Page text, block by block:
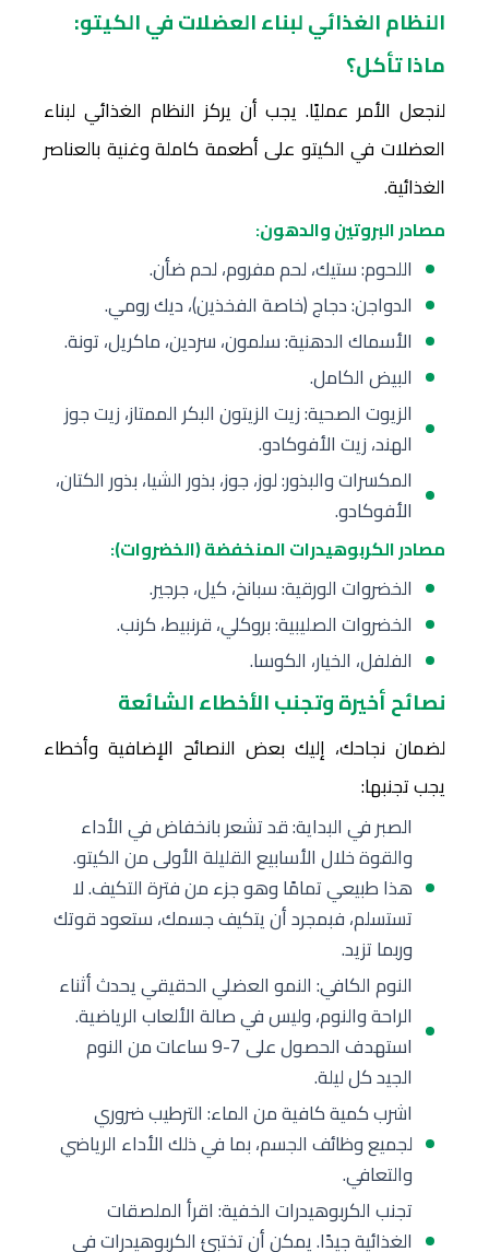
النظام الغذائي لبناء العضلات في الكيتو:
ماذا تأكل؟
لنجعل الأمر عمليًا. يجب أن يركز النظام الغذائي لبناء
العضلات في الكيتو على أطعمة كاملة وغنية بالعناصر
الغذائية.
مصادر البروتين والدهون:
اللحوم: ستيك، لحم مفروم، لحم ضأن.
الدواجن: دجاج (خاصة الفخذين)، ديك رومي.
الأسماك الدهنية: سلمون، سردين، ماكريل، تونة.
البيض الكامل.
الزيوت الصحية: زيت الزيتون البكر الممتاز، زيت جوز
الهند، زيت الأفوكادو.
المكسرات والبذور: لوز، جوز، بذور الشيا، بذور الكتان،
الأفوكادو.
مصادر الكربوهيدرات المنخفضة (الخضروات):
الخضروات الورقية: سبانخ، كيل، جرجير.
الخضروات الصليبية: بروكلي، قرنبيط، كرنب.
الفلفل، الخيار، الكوسا.
نصائح أخيرة وتجنب الأخطاء الشائعة
لضمان نجاحك، إليك بعض النصائح الإضافية وأخطاء
يجب تجنبها:
الصبر في البداية: قد تشعر بانخفاض في الأداء
والقوة خلال الأسابيع القليلة الأولى من الكيتو.
هذا طبيعي تمامًا وهو جزء من فترة التكيف. لا
تستسلم، فبمجرد أن يتكيف جسمك، ستعود قوتك
وربما تزيد.
النوم الكافي: النمو العضلي الحقيقي يحدث أثناء
الراحة والنوم، وليس في صالة الألعاب الرياضية.
استهدف الحصول على 7-9 ساعات من النوم
الجيد كل ليلة.
اشرب كمية كافية من الماء: الترطيب ضروري
لجميع وظائف الجسم، بما في ذلك الأداء الرياضي
والتعافي.
تجنب الكربوهيدرات الخفية: اقرأ الملصقات
الغذائية جيدًا. يمكن أن تختبئ الكربوهيدرات في